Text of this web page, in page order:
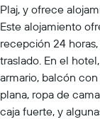
Plaj, y ofrece
Este alojamiento
recepción 24
traslado. En el
armario, balcón
plana, ropa de
caja fuerte, y